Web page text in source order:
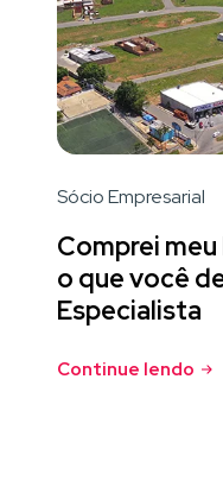
Sócio Empresarial
Comprei
o que você
Especialista
Continue lendo